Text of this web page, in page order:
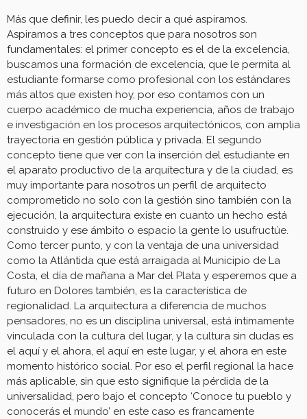
Más que definir, les puedo decir a qué aspiramos.
Aspiramos a tres conceptos que para nosotros son
fundamentales: el primer concepto es el de la excelencia,
buscamos una formación de excelencia, que le permita al
estudiante formarse como profesional con los estándares
más altos que existen hoy, por eso contamos con un
cuerpo académico de mucha experiencia, años de trabajo
e investigación en los procesos arquitectónicos, con amplia
trayectoria en gestión pública y privada. El segundo
concepto tiene que ver con la inserción del estudiante en
el aparato productivo de la arquitectura y de la ciudad, es
muy importante para nosotros un perfil de arquitecto
comprometido no solo con la gestión sino también con la
ejecución, la arquitectura existe en cuanto un hecho está
construido y ese ámbito o espacio la gente lo usufructúe.
Como tercer punto, y con la ventaja de una universidad
como la Atlántida que está arraigada al Municipio de La
Costa, el día de mañana a Mar del Plata y esperemos que a
futuro en Dolores también, es la característica de
regionalidad. La arquitectura a diferencia de muchos
pensadores, no es un disciplina universal, está íntimamente
vinculada con la cultura del lugar, y la cultura sin dudas es
el aquí y el ahora, el aquí en este lugar, y el ahora en este
momento histórico social. Por eso el perfil regional la hace
más aplicable, sin que esto signifique la pérdida de la
universalidad, pero bajo el concepto ‘Conoce tu pueblo y
conocerás el mundo’ en este caso es francamente